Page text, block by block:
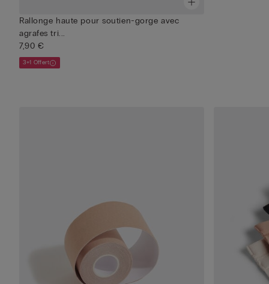
Rallonge haute pour soutien-gorge avec
agrafes tri...
7,90 €
3+1 Offert